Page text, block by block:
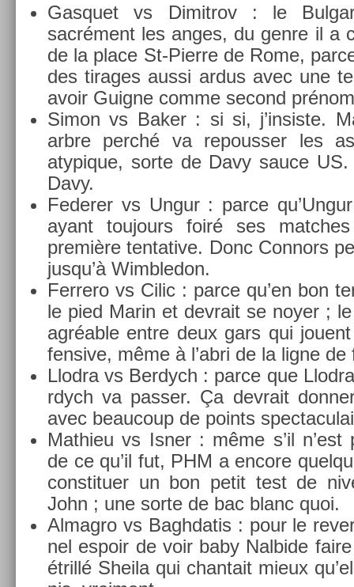
Gas­quet vs Di­mit­rov : le
sacrément les anges, du genre il a
de la place St-Pierre de Rome,
des tirages aussi ardus avec une
avoir Guig­ne comme second
Simon vs Baker : si si, j’in­siste.
arbre perché va re­pouss­er les
atypique, sorte de Davy sauce
Davy.
Feder­er vs Ungur : parce
ayant toujours foiré ses
première ten­tative. Donc Con­nors
jusqu’à Wimbledon.
Fer­rero vs Cilic : parce qu’en bon
le pied Marin et de­vrait se noyer ;
agréable entre deux gars qui
fensive, même à l’abri de la ligne de
Llod­ra vs Be­rdych : parce que
rdych va pass­er. Ça de­vrait
avec be­aucoup de points
Mat­hieu vs Isner : même s’il n’est
de ce qu’il fut, PHM a en­core
con­stitu­er un bon petit test de
John ; une sorte de bac blanc quoi.
Al­mag­ro vs Baghdatis : pour le
nel es­poir de voir baby Nal­bide
étrillé Sheila qui chan­tait mieux